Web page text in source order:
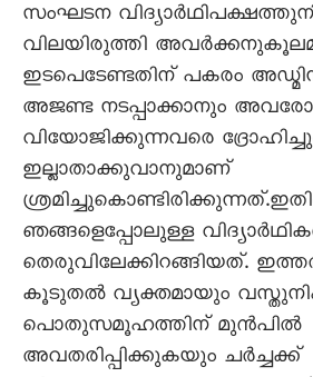
സംഘടന
വിലയിരുത്തി
ഇടപെടേണ്ടതിന് പകരം
അജണ്ട നടപ്പാക്കാനും
വിയോജിക്കുന്നവരെ
ഇല്ലാതാക്കുവാനുമാണ്
ഞങ്ങളെപ്പോലുള്ള
തെരുവിലേക്കിറങ്ങിയത്.
കൂടുതല്‍ വ്യക്തമായും
പൊതുസമൂഹത്തിന് മുന്‍പില്‍
അവതരിപ്പിക്കുകയും ചര്‍ച്ചക്ക്